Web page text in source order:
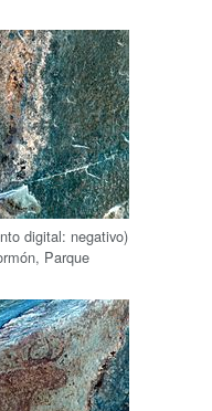
digital: negativo)
Parque